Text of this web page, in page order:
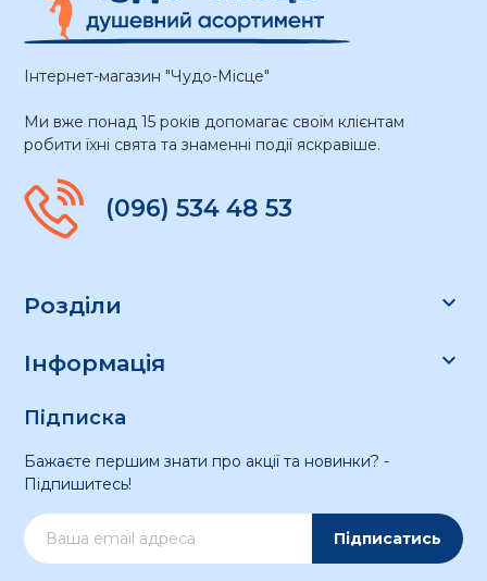
Інтернет-магазин "Чудо-Місце"
Ми вже понад 15 років допомагає своїм клієнтам
робити їхні свята та знаменні події яскравіше.
(096) 534 48 53
Розділи 
Інформація 
Підписка
Бажаєте першим знати про акції та новинки? -
Підпишитесь!
Підписатись